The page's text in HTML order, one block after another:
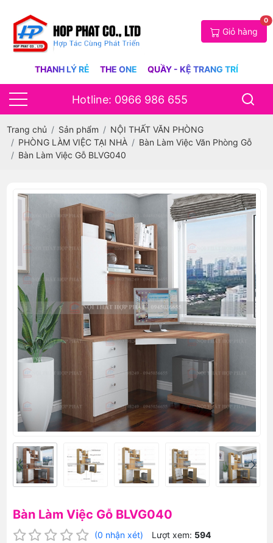
Giỏ hàng
0
THANH LÝ RẺ THE ONE QUẦY - KỆ TRANG TRÍ
Hotline: 0966 986 655
Trang chủ Sản phẩm
NỘI THẤT VĂN PHÒNG
PHÒNG LÀM VIỆC TẠI NHÀ
Bàn Làm Việc Văn Phòng Gỗ
Bàn Làm Việc Gỗ BLVG040
Bàn Làm Việc Gỗ BLVG040
(0 nhận xét) Lượt xem: 594